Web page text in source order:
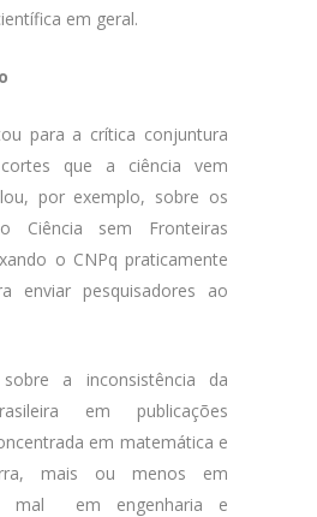
em geral.
para a crítica conjuntura
que a ciência vem
por exemplo, sobre os
Ciência sem Fronteiras
o CNPq praticamente
enviar pesquisadores ao
a inconsistência da
em publicações
em matemática e
mais ou menos em
mal em engenharia e